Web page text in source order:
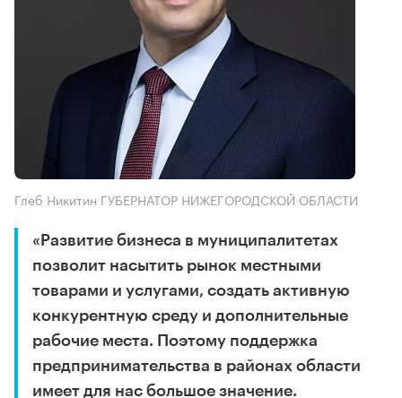
Глеб Никитин ГУБЕРНАТОР НИЖЕГОРОДСКОЙ ОБЛАСТИ
«Развитие бизнеса в муниципалитетах
позволит насытить рынок местными
товарами и услугами, создать активную
конкурентную среду и дополнительные
рабочие места. Поэтому поддержка
предпринимательства в районах области
имеет для нас большое значение.